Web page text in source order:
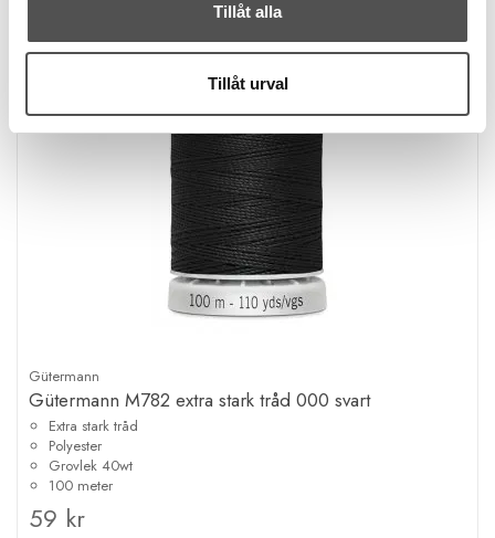
Tillåt alla
Tillåt urval
Gütermann
Gütermann M782 extra stark tråd 000 svart
Extra stark tråd
Polyester
Grovlek 40wt
100 meter
59 kr